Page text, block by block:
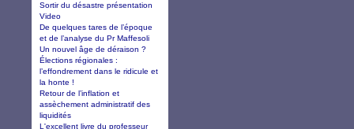
Sortir du désastre présentation
Video
De quelques tares de l’époque
et de l’analyse du Pr Maffesoli
Un nouvel âge de déraison ?
Élections régionales :
l’effondrement dans le ridicule et
la honte !
Retour de l’inflation et
assèchement administratif des
liquidités
L'excellent livre du professeur